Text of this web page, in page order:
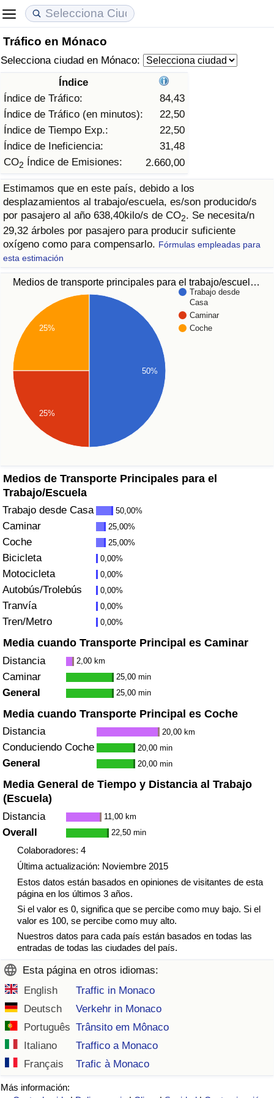
Tráfico en Mónaco
Selecciona ciudad en Mónaco:
Índice
Índice de Tráfico:
84,43
Índice de Tráfico (en minutos):
22,50
Índice de Tiempo Exp.:
22,50
Índice de Ineficiencia:
31,48
CO2 Índice de Emisiones: 2.660,00
Estimamos que en este país, debido a los
desplazamientos al trabajo/escuela, es/son producido/s
por pasajero al año 638,40kilo/s de CO2. Se necesita/n
29,32 árboles por pasajero para producir suficiente
oxígeno como para compensarlo. Fórmulas empleadas para
esta estimación
Medios de transporte principales para el trabajo/escuel…
Trabajo desde
Casa
Caminar
Coche
25%
25%
50%
Medios de Transporte Principales para el
Trabajo/Escuela
Trabajo desde Casa 50,00%
Caminar 25,00%
Coche 25,00%
Bicicleta 0,00%
Motocicleta 0,00%
Autobús/Trolebús 0,00%
Tranvía 0,00%
Tren/Metro 0,00%
Media cuando Transporte Principal es Caminar
Distancia 2,00 km
Caminar 25,00 min
General 25,00 min
Media cuando Transporte Principal es Coche
Distancia 20,00 km
Conduciendo Coche 20,00 min
General 20,00 min
Media General de Tiempo y Distancia al Trabajo
(Escuela)
Distancia 11,00 km
Overall 22,50 min
Colaboradores: 4
Última actualización: Noviembre 2015
Estos datos están basados en opiniones de visitantes de esta
página en los últimos 3 años.
Si el valor es 0, significa que se percibe como muy bajo. Si el
valor es 100, se percibe como muy alto.
Nuestros datos para cada país están basados en todas las
entradas de todas las ciudades del país.
Esta página en otros idiomas:
English
Traffic in Monaco
Deutsch
Verkehr in Monaco
Português Trânsito em Mônaco
Italiano
Traffico a Monaco
Français
Trafic à Monaco
Más información:
Coste de vida
Índice de Costo de Vida (Actual)
Índice de Costo de Vida
Índice de costo de vida por país
en aqaba
Precios de las propiedades
Índice de Precios de Inmuebles (Actual)
Índice de Precios de Inmuebles
Índice de Precios de Inmuebles por País
Calidad de Vida
Índice de Calidad de Vida
Índice de Calidad de Vida (Actual)
Índice de calidad de vida por país
Delincuencia
Calificación del Índice de Criminalidad
(Actual)
Índice de Criminalidad
Índice de criminalidad por país
Sanidad
Índice de Sanidad (Actual)
Índice de Sanidad
Índice de Sanidad por País
Contaminación
Índice de Contaminación (Actual)
Índice de contaminación
Índice de Contaminación por País
Tráfico
Índice de Tráfico
Índice de Tráfico (Actual)
Índice de Tráfico por País